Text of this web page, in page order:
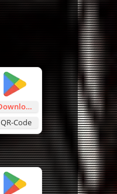
Download
QR-Code